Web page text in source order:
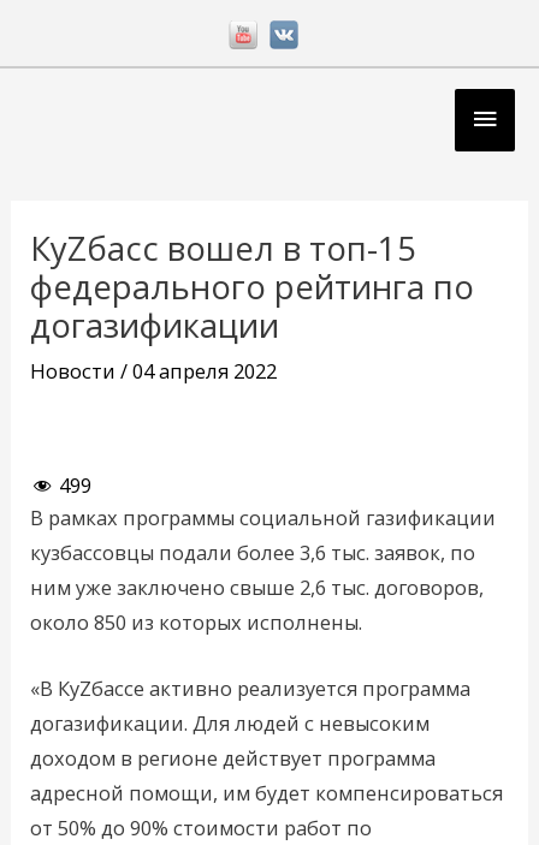
КуZбасс вошел в топ-15
федерального рейтинга по
догазификации
Новости /04 апреля 2022
499
В рамках программы социальной газификации
кузбассовцы подали более 3,6 тыс. заявок, по
ним уже заключено свыше 2,6 тыс. договоров,
около 850 из которых исполнены.
«В КуZбассе активно реализуется программа
догазификации. Для людей с невысоким
доходом в регионе действует программа
адресной помощи, им будет компенсироваться
от 50% до 90% стоимости работ по
записям